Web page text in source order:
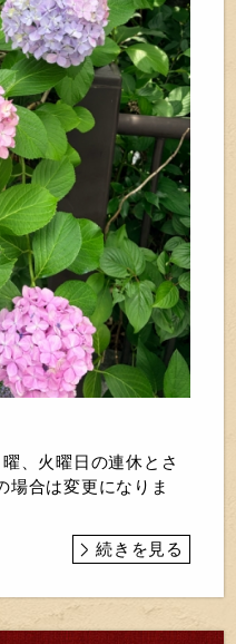
、火曜日の連休とさ
場合は変更になりま
続きを見る